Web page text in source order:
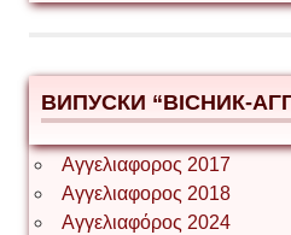
ВИПУСКИ “ВІСНИК-
Αγγελιαφορος 2017
Αγγελιαφορος 2018
Αγγελιαφόρος 2024